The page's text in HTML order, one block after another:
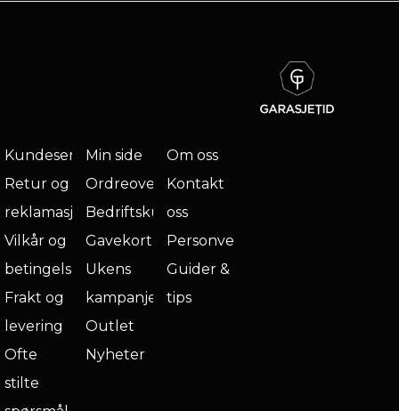
Kundeservice
Retur og
reklamasjon
Vilkår og
betingelser
Frakt og
levering
Ofte
stilte
Min side
Ordreoversikt
Bedriftskunde
Gavekort
Ukens
kampanje
Outlet
Nyheter
Om oss
Kontakt
oss
Personvern
Guider &
tips